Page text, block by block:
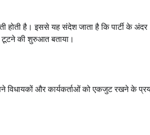
होती है। इससे यह संदेश जाता है कि पार्टी के अंदर
टूटने की शुरुआत बताया।
विधायकों और कार्यकर्ताओं को एकजुट रखने के